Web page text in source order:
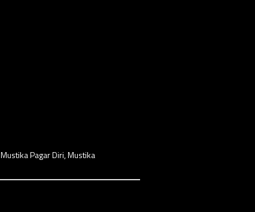
Mustika Pagar Diri,Mustika